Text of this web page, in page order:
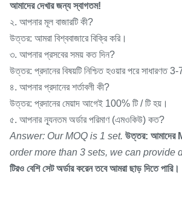
আমাদের দেখার জন্য স্বাগতম!
২. আপনার মূল বাজারটি কী?
উত্তর: আমরা বিশ্ববাজারে বিক্রি করি।
৩. আপনার প্রসবের সময় কত দিন?
উত্তর: প্রদানের বিষয়টি নিশ্চিত হওয়ার পরে সাধারণত 3-
৪. আপনার প্রদানের শর্তাবলী কী?
উত্তর: প্রদানের মেয়াদ আগেই 100% টি / টি হয়।
৫. আপনার ন্যূনতম অর্ডার পরিমাণ (এমওকিউ) কত?
Answer: Our MOQ is 1 set. উত্তর: আমাদের
order more than 3 sets, we can provide
টিরও বেশি সেট অর্ডার করেন তবে আমরা ছাড় দিতে পারি।